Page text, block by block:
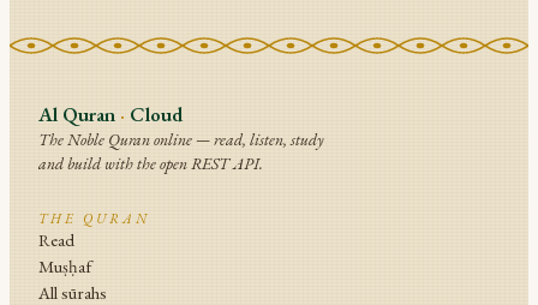
Al Quran · Cloud
The Noble Quran online — read, listen, study
and build with the open REST API.
THE QURAN
Read
Muṣḥaf
All sūrahs